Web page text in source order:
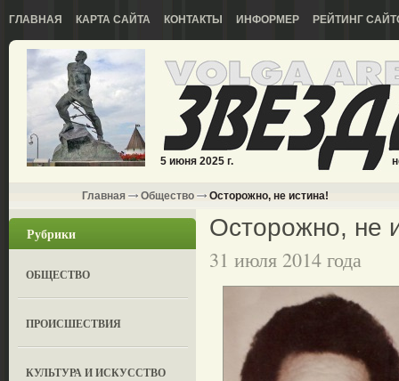
ГЛАВНАЯ КАРТА САЙТА КОНТАКТЫ ИНФОРМЕР РЕЙТИНГ
5 июня 2025 г.
Главная Общество Осторожно, не истина!
Рубрики
ОБЩЕСТВО
ПРОИСШЕСТВИЯ
КУЛЬТУРА И ИСКУССТВО
Осторожно, не
31 июля 2014 года